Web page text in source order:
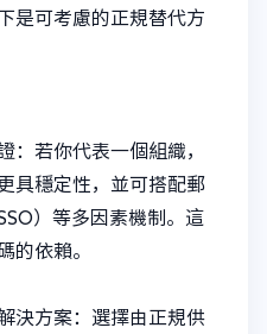
是可考慮的正規替代方
：若你代表一個組織，
具穩定性，並可搭配郵
）等多因素機制。這
的依賴。
決方案：選擇由正規供